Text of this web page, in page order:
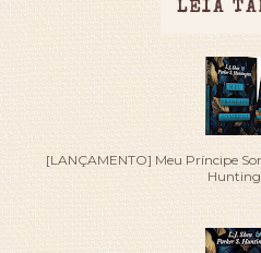
LEIA
[LANÇAMENTO] Meu Príncipe